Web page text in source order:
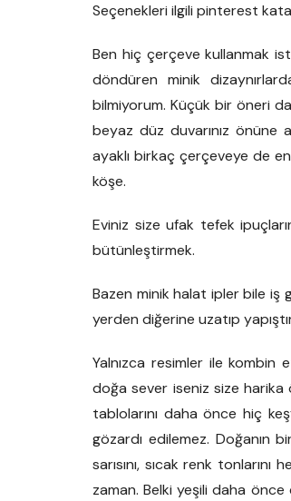
Seçenekleri ilgili pinterest
Ben hiç çerçeve kullanmak
döndüren minik
bilmiyorum. Küçük bir öneri
beyaz düz duvarınız önüne
ayaklı birkaç çerçeveye de
köşe.
Eviniz size ufak tefek
bütünleştirmek.
Bazen minik halat ipler bile iş
yerden diğerine uzatıp
Yalnızca resimler ile
doğa sever iseniz size
tablolarını daha önce hiç
gözardı edilemez. Doğanın
sarısını, sıcak renk
zaman. Belki yeşili daha